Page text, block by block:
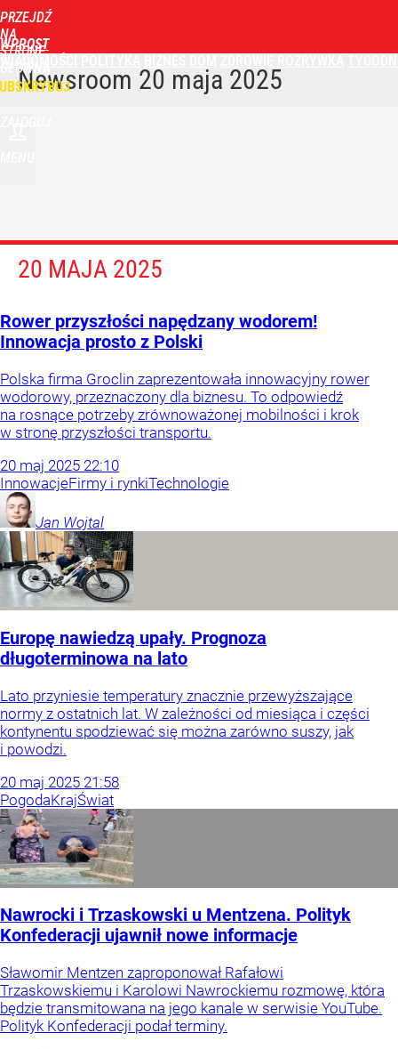
PRZEJDŹ
NA
STRONĘ
GŁÓWNĄ
WPROST
Newsroom 20 maja 2025
20 MAJA 2025
Rower przyszłości napędzany wodorem!
Innowacja prosto z Polski
Polska firma Groclin zaprezentowała innowacyjny rower
wodorowy, przeznaczony dla biznesu. To odpowiedź
na rosnące potrzeby zrównoważonej mobilności i krok
w stronę przyszłości transportu.
20 maj 2025 22:10
InnowacjeFirmy i rynkiTechnologie
Jan Wojtal
Europę nawiedzą upały. Prognoza
długoterminowa na lato
Lato przyniesie temperatury znacznie przewyższające
normy z ostatnich lat. W zależności od miesiąca i części
kontynentu spodziewać się można zarówno suszy, jak
i powodzi.
20 maj 2025 21:58
PogodaKrajŚwiat
Nawrocki i Trzaskowski u Mentzena. Polityk
Konfederacji ujawnił nowe informacje
Sławomir Mentzen zaproponował Rafałowi
Trzaskowskiemu i Karolowi Nawrockiemu rozmowę, która
będzie transmitowana na jego kanale w serwisie YouTube.
Polityk Konfederacji podał terminy.